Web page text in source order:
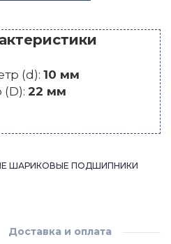
(d): 10 мм
22 мм
ШАРИКОВЫЕ ПОДШИПНИКИ
Доставка и оплата